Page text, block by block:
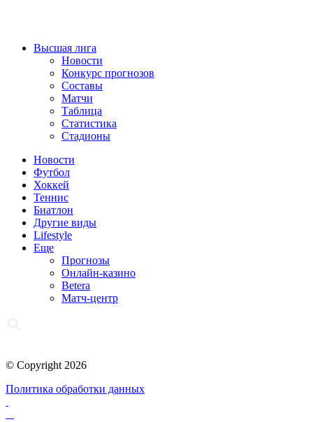
Высшая лига
Новости
Конкурс прогнозов
Составы
Матчи
Таблица
Статистика
Стадионы
Новости
Футбол
Хоккей
Теннис
Биатлон
Другие виды
Lifestyle
Еще
Прогнозы
Онлайн-казино
Betera
Матч-центр
© Copyright 2026
Политика обработки данных